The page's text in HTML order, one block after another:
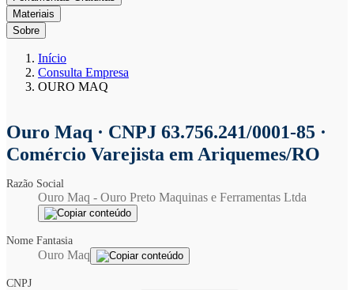
Materiais
Sobre
Início
Consulta Empresa
OURO MAQ
Ouro Maq · CNPJ 63.756.241/0001-85 ·
Comércio Varejista em Ariquemes/RO
Razão Social
Ouro Maq - Ouro Preto Maquinas e Ferramentas Ltda
Nome Fantasia
Ouro Maq
CNPJ